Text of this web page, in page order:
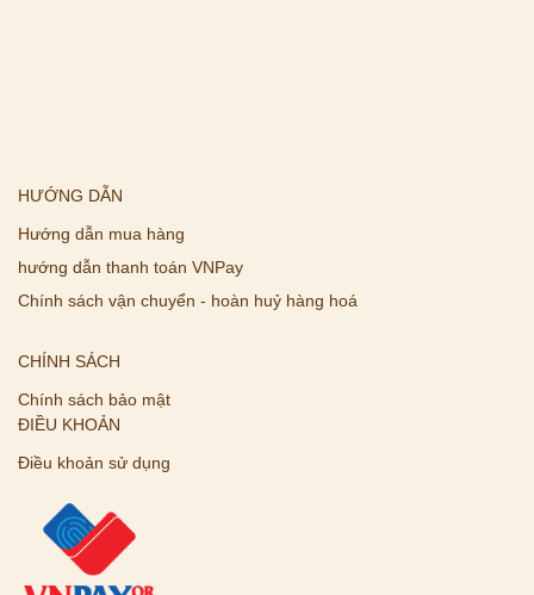
HƯỚNG DẪN
Hướng dẫn mua hàng
hướng dẫn thanh toán VNPay
Chính sách vận chuyển - hoàn huỷ hàng hoá
CHÍNH SÁCH
Chính sách bảo mật
ĐIỀU KHOẢN
Điều khoản sử dụng